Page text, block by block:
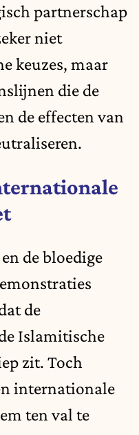
partnerschap
niet
keuzes, maar
die de
de effecten van
de bloedige
de
Islamitische
zit. Toch
internationale
ten val te